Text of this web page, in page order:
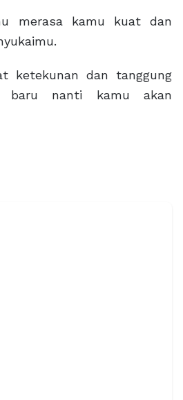
merasa kamu kuat dan
ketekunan dan tanggung
baru nanti kamu akan